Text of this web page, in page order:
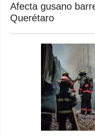
Afecta gusano
Querétaro